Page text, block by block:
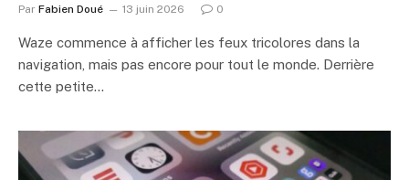
Par Fabien Doué 13 juin 2026 0
Waze commence à afficher les feux tricolores dans la
navigation, mais pas encore pour tout le monde. Derrière
cette petite…